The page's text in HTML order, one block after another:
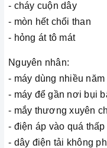
- cháy cuộn dây
- mòn hết chổi than
- hỏng át tô mát
Nguyên nhân:
- máy dùng nhiều
- máy để gần nơi bụi
- mắy thương xuyên
- điện áp vào quá
- dây điện tải không